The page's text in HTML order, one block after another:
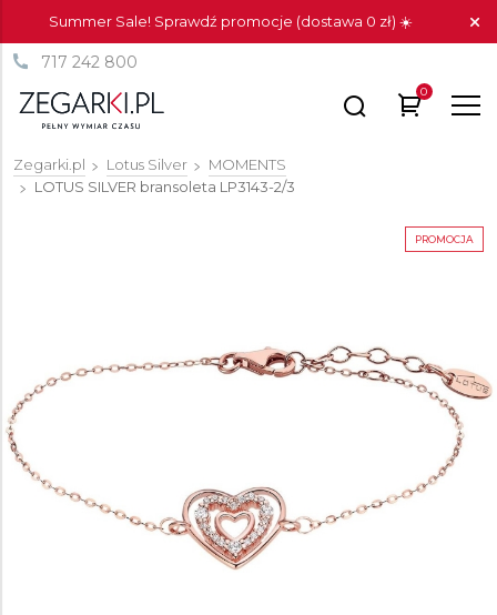
Summer Sale! Sprawdź promocje (dostawa 0 zł) ☀️
717 242 800
0
Zegarki.pl Lotus Silver
MOMENTS
LOTUS SILVER bransoleta LP3143-2/3
PROMOCJA